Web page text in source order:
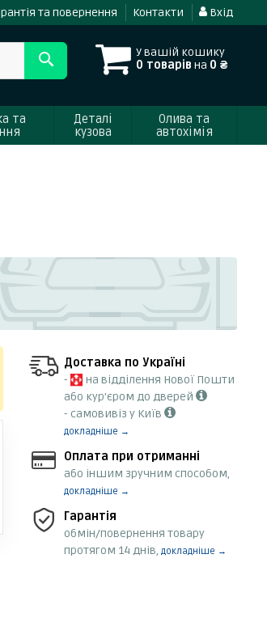
та повернення Контакти Вхід
У вашій кошику
0 товарів на 0 ₴
та
Деталі
кузова
Олива та
автохімія
Доставка по Україні
-
на відділення Нової Пошти
або кур'єром до дверей
- самовивіз у Київ
докладніше →
Оплата при отриманні
або іншим зручним способом,
докладніше →
Гарантія
обмін/повернення товару
протягом 14 днів,докладніше →